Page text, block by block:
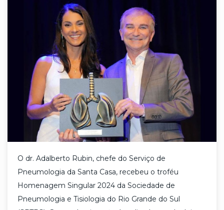
O dr. Adalberto Rubin, chefe do Serviço de
Pneumologia da Santa Casa, recebeu o troféu
Homenagem Singular 2024 da Sociedade de
Pneumologia e Tisiologia do Rio Grande do Sul